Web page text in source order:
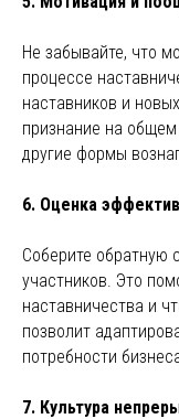
Не забывайте, что
процессе
наставников и
признание на
другие формы
6. Оценка
Соберите обратную
участников. Это
наставничества и
позволит
потребности
7. Культура